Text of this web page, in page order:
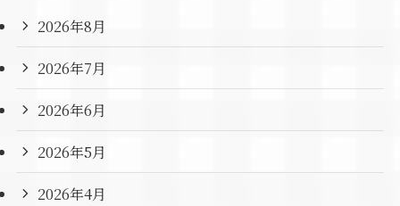
2026年8月
2026年7月
2026年6月
2026年5月
2026年4月